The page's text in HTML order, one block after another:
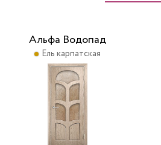
Альфа Водопад
Ель карпатская